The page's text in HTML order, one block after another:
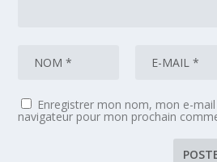
Enregistrer mon nom, mon e-
navigateur pour mon prochain